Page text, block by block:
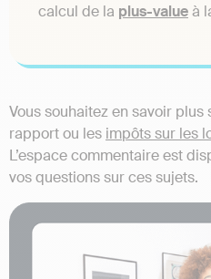
calcul de la plus-valueà
Vous souhaitez en savoir
rapport ou les impôts sur les
L’espace commentaire est
vos questions sur ces sujets.